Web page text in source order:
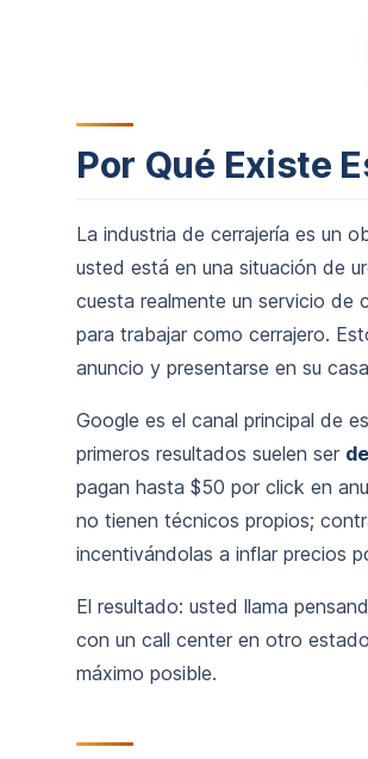
Por Qué Existe
La industria de cerrajería es un
usted está en una situación de
cuesta realmente un servicio de
para trabajar como cerrajero.
anuncio y presentarse en su
Google es el canal principal de
primeros resultados suelen ser
pagan hasta $50 por click en
no tienen técnicos propios;
incentivándolas a inflar precios
El resultado: usted llama
con un call center en otro
máximo posible.